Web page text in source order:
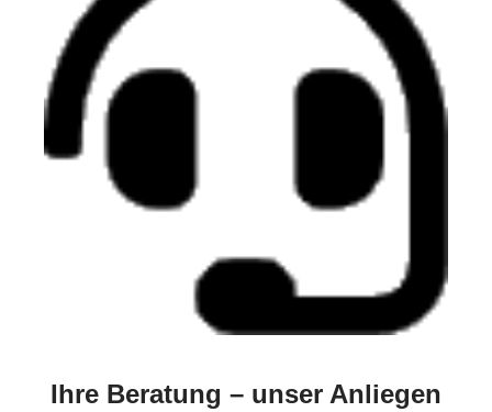
Ihre Beratung – unser Anliegen